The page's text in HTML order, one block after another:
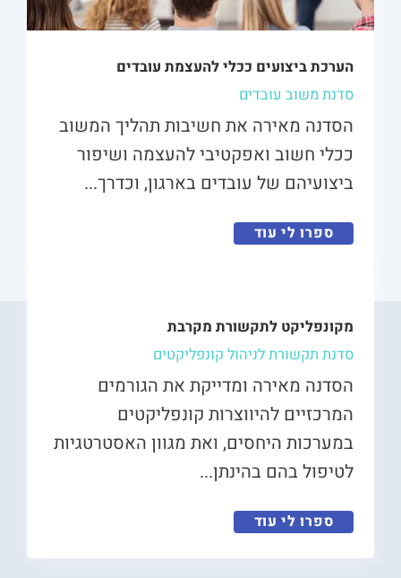
הערכת ביצועים ככלי להעצמת עובדים
סדנת משוב עובדים
הסדנה מאירה את חשיבות תהליך המשוב
ככלי חשוב ואפקטיבי להעצמה ושיפור
ביצועיהם של עובדים בארגון, וכדרך...
ספרו לי עוד
מקונפליקט לתקשורת מקרבת
סדנת תקשורת לניהול קונפליקטים
הסדנה מאירה ומדייקת את הגורמים
המרכזיים להיווצרות קונפליקטים
במערכות היחסים, ואת מגוון האסטרטגיות
לטיפול בהם בהינתן...
ספרו לי עוד